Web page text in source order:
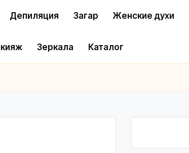
Депиляция Загар Женские духи
Зеркала Каталог